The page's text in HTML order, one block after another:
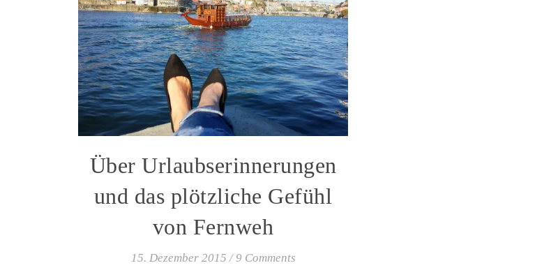
Über Urlaubserinnerungen
und das plötzliche Gefühl
von Fernweh
15. Dezember 2015 / 9 Comments